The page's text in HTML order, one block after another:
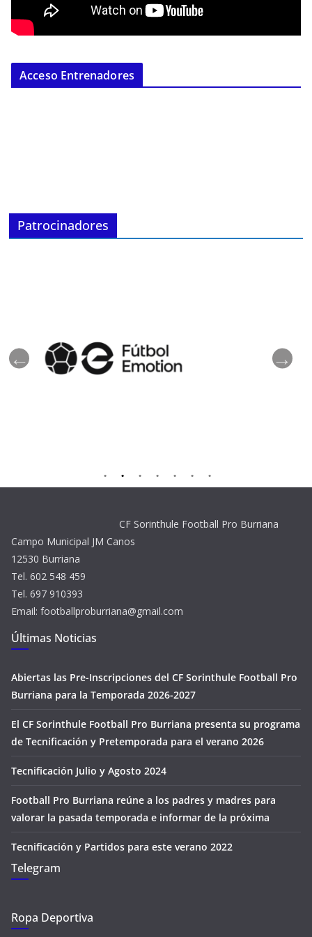
Acceso Entrenadores
Patrocinadores
CF Sorinthule Football Pro Burriana
Campo Municipal JM Canos
12530 Burriana
Tel. 602 548 459
Tel. 697 910393
Email: footballproburriana@gmail.com
Últimas Noticias
Abiertas las Pre-Inscripciones del CF Sorinthule Football Pro
Burriana para la Temporada 2026-2027
El CF Sorinthule Football Pro Burriana presenta su programa
de Tecnificación y Pretemporada para el verano 2026
Tecnificación Julio y Agosto 2024
Football Pro Burriana reúne a los padres y madres para
valorar la pasada temporada e informar de la próxima
Tecnificación y Partidos para este verano 2022
Telegram
Ropa Deportiva